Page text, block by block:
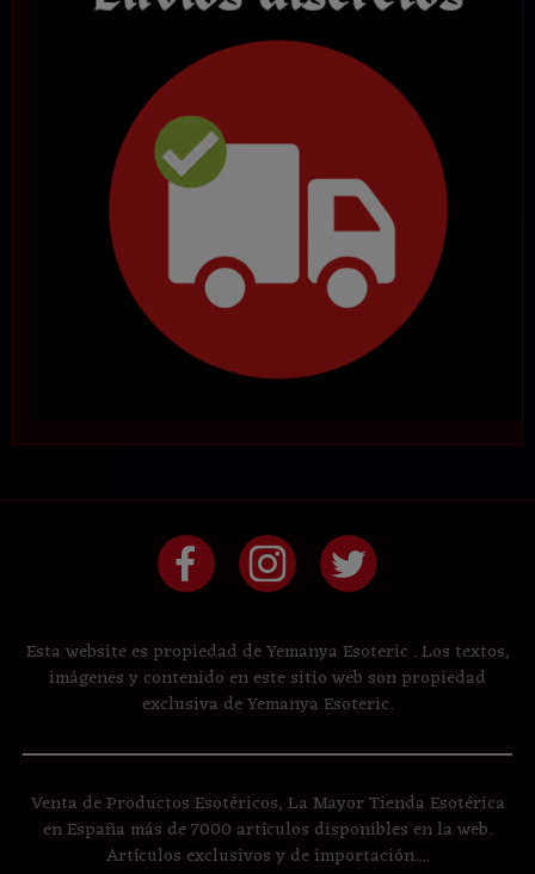
Esta website es propiedad de Yemanya Esoteric . Los textos,
imágenes y contenido en este sitio web son propiedad
exclusiva de Yemanya Esoteric.
Venta de Productos Esotéricos, La Mayor Tienda Esotérica
en España más de 7000 artículos disponibles en la web.
Artículos exclusivos y de importación....